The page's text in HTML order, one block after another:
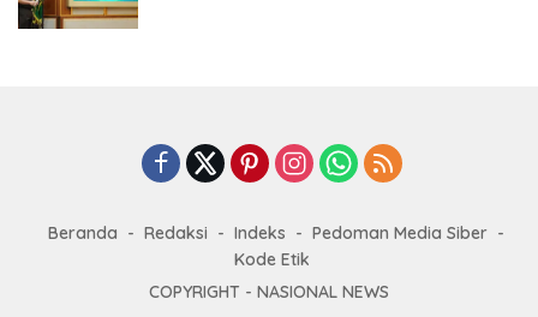
Beranda Redaksi Indeks
Pedoman Media Siber
Kode Etik
COPYRIGHT - NASIONAL NEWS